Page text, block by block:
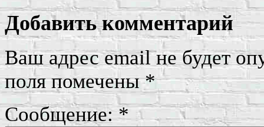
Добавить комментарий
Ваш адрес email не будет
поля помечены*
Сообщение:*